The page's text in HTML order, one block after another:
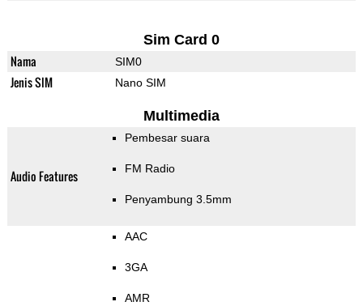
Sim Card 0
Nama SIM0
Jenis SIM Nano SIM
Multimedia
Audio Features
Pembesar suara
FM Radio
Penyambung 3.5mm
AAC
3GA
AMR